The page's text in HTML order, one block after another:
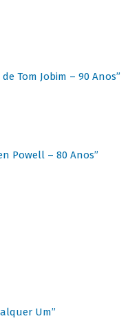
Tom Jobim – 90 Anos”
Powell – 80 Anos”
Um”